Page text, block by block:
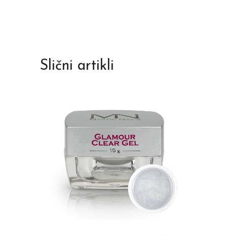
Slični artikli